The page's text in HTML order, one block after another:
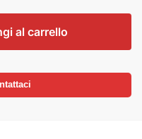
al carrello